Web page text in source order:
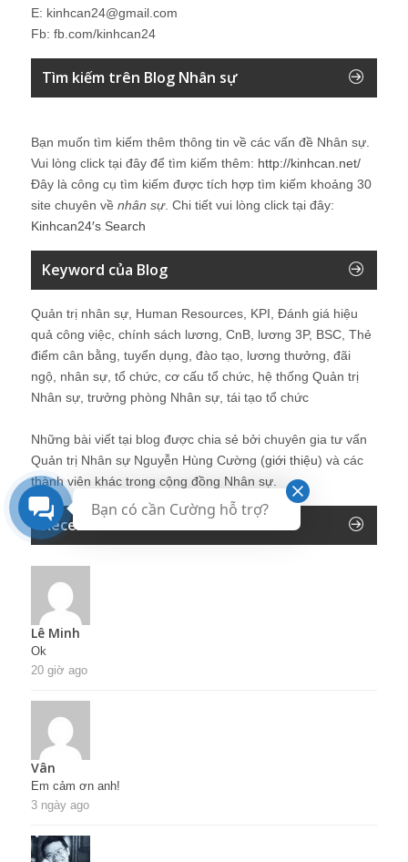
E: kinhcan24@gmail.com
Fb: fb.com/kinhcan24
Tìm kiếm trên Blog Nhân sự
Bạn muốn tìm kiếm thêm thông tin về các vấn đề Nhân sự
Vui lòng click tại đây để tìm kiếm thêm: http://kinhcan.net/
Đây là công cụ tìm kiếm được tích hợp tìm kiếm khoảng 30
site chuyên về nhân sự. Chi tiết vui lòng click tại đây:
Kinhcan24′s Search
Keyword của Blog
Quản trị nhân sự, Human Resources, KPI, Đánh giá hiệu
quả công việc, chính sách lương, CnB, lương 3P, BSC, Thẻ
điểm cân bằng, tuyển dụng, đào tạo, lương thưởng, đãi
ngộ, nhân sự, tổ chức, cơ cấu tổ chức, hệ thống Quản trị
Nhân sự, trưởng phòng Nhân sự, tái tạo tổ chức
Những bài viết tại blog được chia sẻ bởi chuyên gia tư vấn
Quản trị Nhân sự Nguyễn Hùng Cường (giới thiệu) và các
thành viên khác trong cộng đồng Nhân sự.
Recent Comments
Lê Minh
Ok
20 giờ ago
Vân
Em cảm ơn anh!
3 ngày ago
Bạn có cần Cường hỗ trợ?